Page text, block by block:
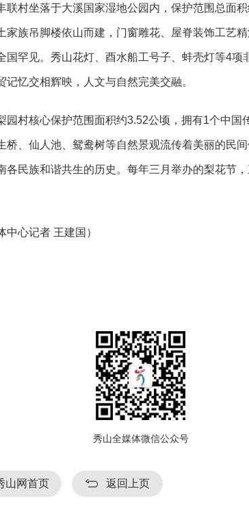
联村坐落于大溪国家湿地公园内，保护范围总面积
家族吊脚楼依山而建，门窗雕花、屋脊装饰工艺
国罕见。秀山花灯、酉水船工号子、蚌壳灯等4
记忆交相辉映，人文与自然完美交融。
园村核心保护范围面积约3.52公顷，拥有1个中国
桥、仙人池、鸳鸯树等自然景观流传着美丽的民
各民族和谐共生的历史。每年三月举办的梨花节
中心记者 王建国）
秀山全媒体微信公众号
山网首页 返回上页